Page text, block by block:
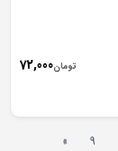
تومان72,000
9
»